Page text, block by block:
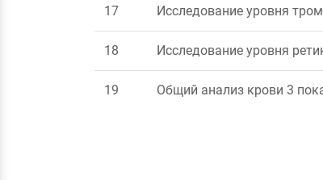
17 Исследование уровня
18 Исследование уровня
19 Общий анализ крови 3